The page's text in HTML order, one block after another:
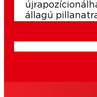
állagú